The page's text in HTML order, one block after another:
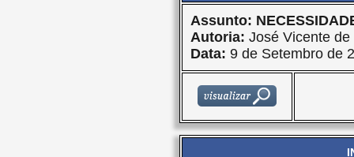
Assunto:
Autoria: José Vicente de
Data: 9 de Setembro de